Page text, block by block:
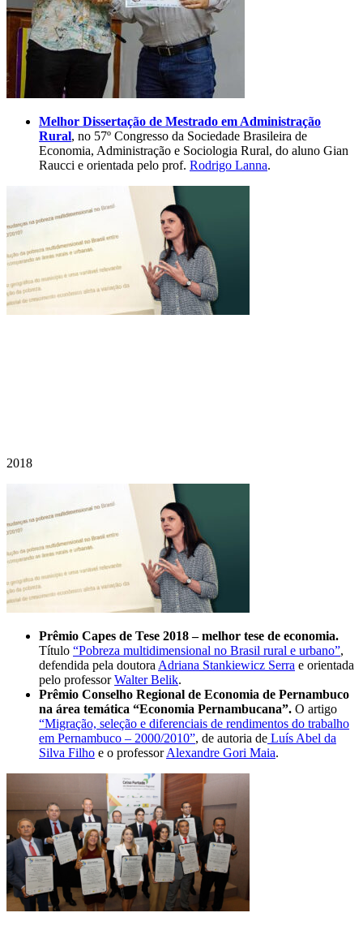
Melhor Dissertação de Mestrado em Administração
Rural, no 57º Congresso da Sociedade Brasileira de
Economia, Administração e Sociologia Rural, do aluno Gian
Raucci e orientada pelo prof. Rodrigo Lanna.
2018
Prêmio Capes de Tese 2018 – melhor tese de economia.
Título “Pobreza multidimensional no Brasil rural e urbano”,
defendida pela doutora Adriana Stankiewicz Serra e orientada
pelo professorWalter Belik.
Prêmio Conselho Regional de Economia de Pernambuco
na área temática “Economia Pernambucana”. O artigo
“Migração, seleção e diferenciais de rendimentos do trabalho
em Pernambuco – 2000/2010”, de autoria de Luís Abel da
Silva Filho e o professorAlexandre Gori Maia.